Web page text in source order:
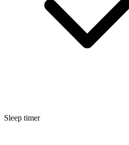
Sleep timer